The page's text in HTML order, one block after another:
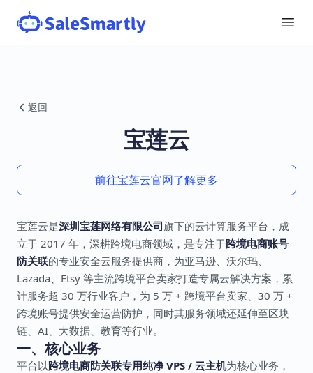
返回
宝莲云
前往宝莲云官网了解更多
宝莲云是深圳宝莲网络有限公司旗下的云计算服务平台，成
立于 2017 年，深耕跨境电商领域，是专注于跨境电商账号
防关联的专业安全云服务提供商，为亚马逊、沃尔玛、
Lazada、Etsy 等主流跨境平台卖家打造专属云解决方案，累
计服务超 30 万行业客户，为 5 万 + 跨境平台卖家、30 万 +
跨境账号提供安全运营防护，同时其服务领域还延伸至区块
链、AI、大数据、教育等行业。
一、核心业务
平台以跨境电商防关联专用纯净 VPS / 云主机为核心业务，